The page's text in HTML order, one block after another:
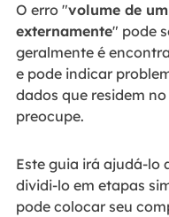
O erro "volume de
externamente" pode
geralmente é
e pode indicar
dados que residem
preocupe.
Este guia irá ajudá-lo
dividi-lo em etapas
pode colocar seu